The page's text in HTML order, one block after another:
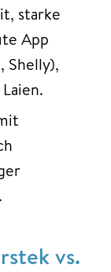
starke
App
Shelly),
vs.